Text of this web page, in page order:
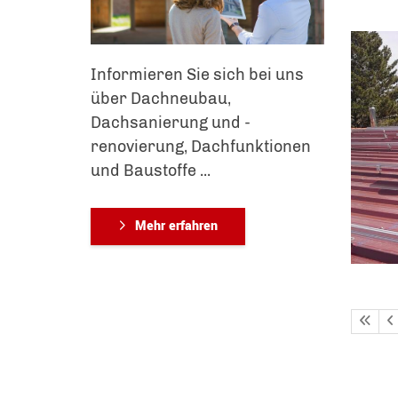
Informieren Sie sich bei uns
über Dachneubau,
Dachsanierung und -
renovierung, Dachfunktionen
und Baustoffe ...
Mehr erfahren